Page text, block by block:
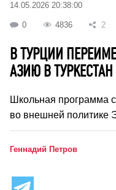
14.05.2026 20:38:00
0 4836 2
В ТУРЦИИ
АЗИЮ В ТУРКЕСТАН
Школьная программа
во внешней политике
Геннадий Петров